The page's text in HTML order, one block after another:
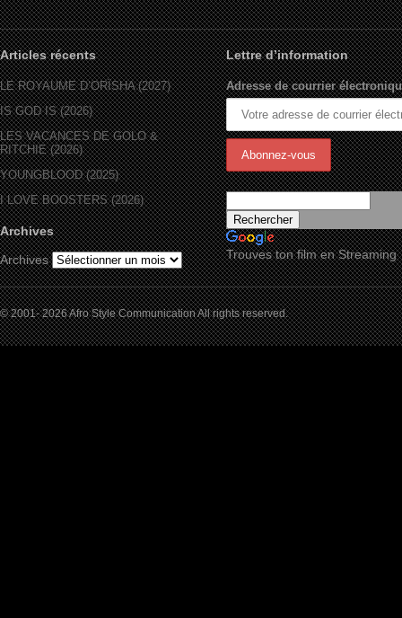
Articles récents
LE ROYAUME D’ORÏSHA (2027)
IS GOD IS (2026)
LES VACANCES DE GOLO &
RITCHIE (2026)
YOUNGBLOOD (2025)
I LOVE BOOSTERS (2026)
Archives
Archives
Lettre d’information
Adresse de courrier
Trouves ton film en Streaming
© 2001- 2026 Afro Style Communication All rights reserved.